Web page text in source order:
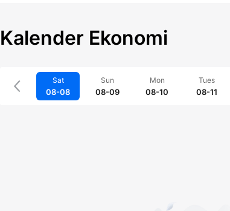
Kalender Ekonomi
Sat
08-08
Sun
08-09
Mon
08-10
Tues
08-11